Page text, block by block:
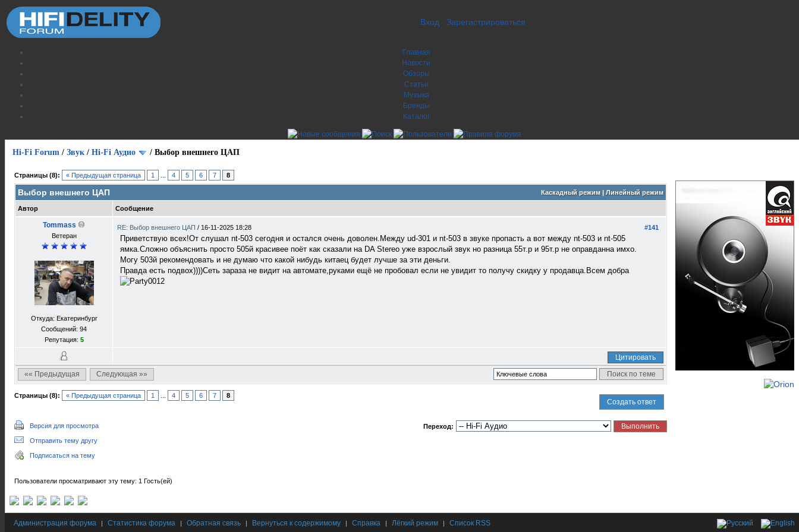
Вход Зарегистрироваться
Главная
Новости
Обзоры
Статьи
Музыка
Бренды
Каталог
Hi-Fi Forum / Звук / Hi-Fi Аудио / Выбор внешнего ЦАП
Страницы (8): « Предыдущая страница 1 4 5 6 7 8
Каскадный режим| Линейный режим
Выбор внешнего ЦАП
Автор Сообщение
Tommass
Ветеран
Откуда: Екатеринбург
Сообщений: 94
Репутация: 5
#141
RE: Выбор внешнего ЦАП / 16-11-2025 18:28
Приветствую всех!От слушал nt-503 сегодня и остался очень доволен.Между ud-301 и nt-503 в звуке пропасть а вот между nt-503 и nt-505
ямка.Сложно объяснить просто 505й красивее поёт как сказали на DA Stereo уже взрослый звук но разница 55т.р и 95т.р не оправданна имхо.
Могу 503й рекомендовать и не думаю что какой нибудь китаец будет лучше за эти деньги.
Правда есть подвох))))Сеть зараза не видит на автомате,руками ещё не пробовал если не увидит то получу скидку у продавца.Всем добра
Цитировать
«« Предыдущая
Следующая »»
Страницы (8): « Предыдущая страница 1 4 5 6 7 8
Создать ответ
Версия для просмотра
Отправить тему другу
Подписаться на тему
Переход:
Пользователи просматривают эту тему: 1 Гость(ей)
Администрация форума | Статистика форума | Обратная связь | Вернуться к содержимому | Справка | Лёгкий режим | Список RSS